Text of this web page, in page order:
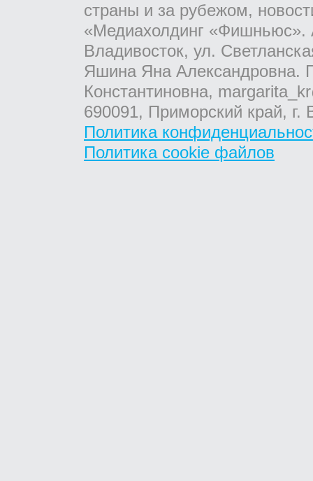
страны и за рубежом,
«Медиахолдинг «Фишньюс».
Владивосток, ул.
Яшина Яна Александровна.
Константиновна,
690091, Приморский край,
Политика
Политика cookie файлов